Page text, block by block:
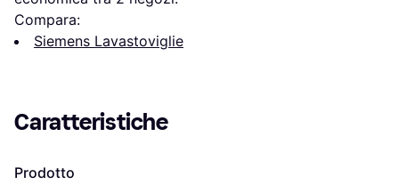
Compara:
Siemens Lavastoviglie
Caratteristiche
Prodotto